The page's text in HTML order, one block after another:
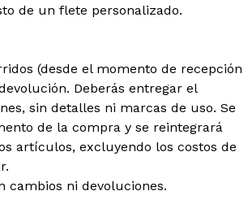
de un flete personalizado.
(desde el momento de recepción
Deberás entregar el
sin detalles ni marcas de uso. Se
de la compra y se reintegrará
artículos, excluyendo los costos de
cambios ni devoluciones.